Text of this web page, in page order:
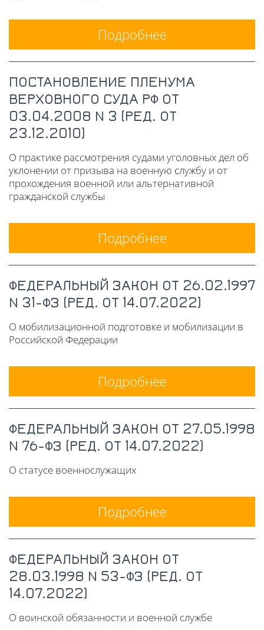
Подробнее
ПОСТАНОВЛЕНИЕ ПЛЕНУМА
ВЕРХОВНОГО СУДА РФ ОТ
03.04.2008 N 3 (РЕД. ОТ
23.12.2010)
О практике рассмотрения судами уголовных дел об
уклонении от призыва на военную службу и от
прохождения военной или альтернативной
гражданской службы
Подробнее
ФЕДЕРАЛЬНЫЙ ЗАКОН ОТ 26.02.1997
N 31-ФЗ (РЕД. ОТ 14.07.2022)
О мобилизационной подготовке и мобилизации в
Российской Федерации
Подробнее
ФЕДЕРАЛЬНЫЙ ЗАКОН ОТ 27.05.1998
N 76-ФЗ (РЕД. ОТ 14.07.2022)
О статусе военнослужащих
Подробнее
ФЕДЕРАЛЬНЫЙ ЗАКОН ОТ
28.03.1998 N 53-ФЗ (РЕД. ОТ
14.07.2022)
О воинской обязанности и военной службе